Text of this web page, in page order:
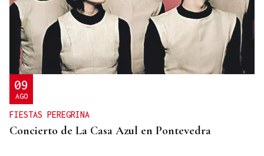
09
AGO
FIESTAS PEREGRINA
Concierto de La Casa Azul en Pontevedra